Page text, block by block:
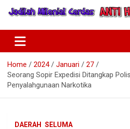
Beritabengkulu.id
Home 2024 Januari
27
Seorang Sopir Expedisi Ditangkap
Penyalahgunaan Narkotika
DAERAH SELUMA